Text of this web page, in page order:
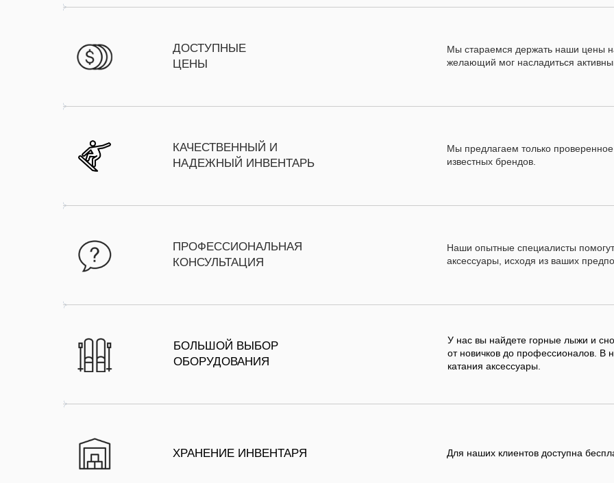
Наши опытные специалисты
аксессуары, исходя из ваших
ПРОФЕССИОНАЛЬНАЯ
КОНСУЛЬТАЦИЯ
Мы предлагаем только
известных брендов.
КАЧЕСТВЕННЫЙ И
НАДЕЖНЫЙ ИНВЕНТАРЬ
Мы стараемся держать наши цены
желающий мог насладиться
ДОСТУПНЫЕ
ЦЕНЫ
Наши опытные специалисты
аксессуары, исходя из ваших
ПРОФЕССИОНАЛЬНАЯ
КОНСУЛЬТАЦИЯ
У нас вы найдете горные лыжи и
от новичков до профессионалов. В
катания аксессуары.
БОЛЬШОЙ ВЫБОР
ОБОРУДОВАНИЯ
У нас вы найдете горные лыжи и
от новичков до профессионалов. В
катания аксессуары.
БОЛЬШОЙ ВЫБОР
ОБОРУДОВАНИЯ
Для наших клиентов доступна
ХРАНЕНИЕ ИНВЕНТАРЯ Для наших клиентов доступна
ХРАНЕНИЕ ИНВЕНТАРЯ
Мы предлагаем только
известных брендов.
КАЧЕСТВЕННЫЙ И
НАДЕЖНЫЙ ИНВЕНТАРЬ
Мы стараемся держать наши цены
желающий мог насладиться
ДОСТУПНЫЕ
ЦЕНЫ